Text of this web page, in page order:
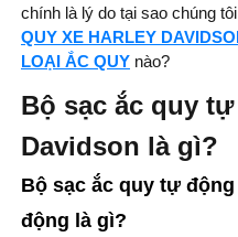
chính là lý do tại sao chúng
QUY XE HARLEY
LOẠI ẮC QUY nào?
Bộ sạc ắc quy
Davidson là gì?
Bộ sạc ắc quy tự
động là gì?